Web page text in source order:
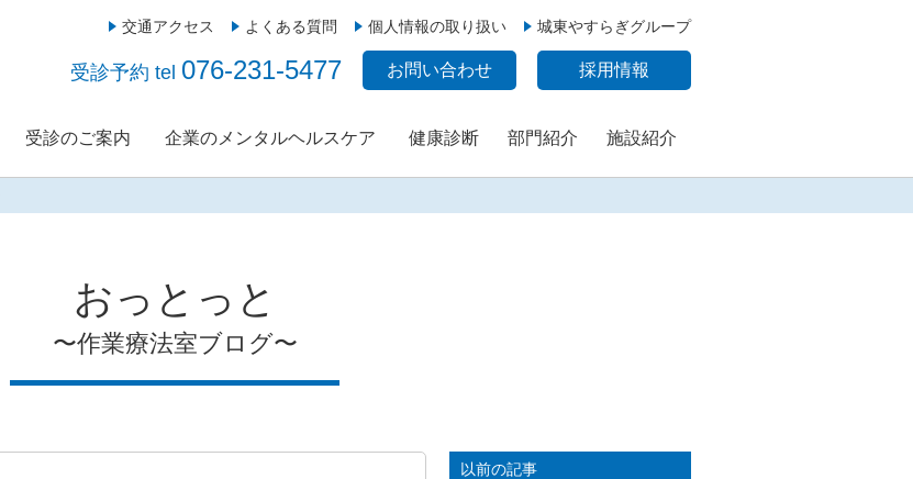
交通アクセス よくある質問 個人情報の取り扱い 城東やすらぎグループ
受診予約 tel 076-231-5477 お問い合わせ 採用情報
受診のご案内 企業のメンタルヘルスケア 健康診断 部門紹介 施設紹介
おっとっと
〜作業療法室ブログ〜
以前の記事